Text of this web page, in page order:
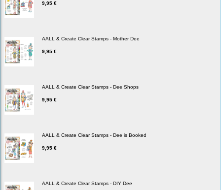
9,95 €
AALL & Create Clear Stamps - Mother Dee
9,95 €
AALL & Create Clear Stamps - Dee Shops
9,95 €
AALL & Create Clear Stamps - Dee is Booked
9,95 €
AALL & Create Clear Stamps - DIY Dee